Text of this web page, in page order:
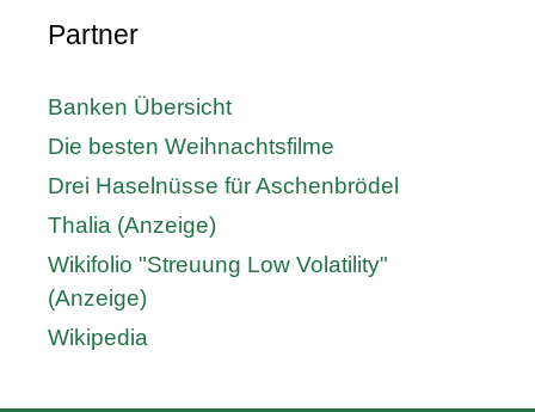
Partner
Banken Übersicht
Die besten Weihnachtsfilme
Drei Haselnüsse für Aschenbrödel
Thalia (Anzeige)
Wikifolio "Streuung Low Volatility"
(Anzeige)
Wikipedia